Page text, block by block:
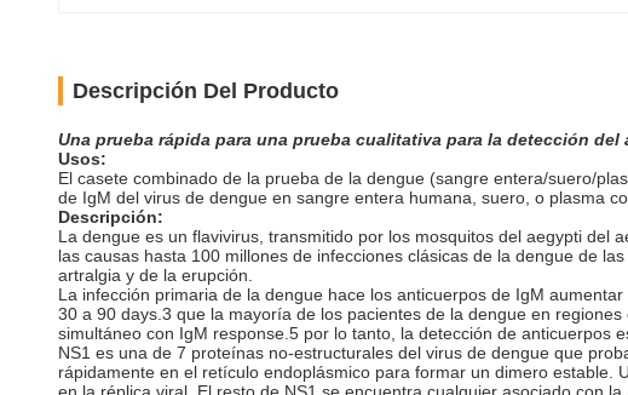
Descripción Del Producto
Una prueba rápida para una prueba cualitativa para la detección
Usos:
El casete combinado de la prueba de la dengue (sangre entera/suero/
de IgM del virus de dengue en sangre entera humana, suero, o plasma
Descripción:
La dengue es un flavivirus, transmitido por los mosquitos del aegypti del
las causas hasta 100 millones de infecciones clásicas de la dengue de
artralgia y de la erupción.
La infección primaria de la dengue hace los anticuerpos de IgM
30 a 90 days.3 que la mayoría de los pacientes de la dengue en
simultáneo con IgM response.5 por lo tanto, la detección de anticuerpos
NS1 es una de 7 proteínas no-estructurales del virus de dengue que
rápidamente en el retículo endoplásmico para formar un dimero estable.